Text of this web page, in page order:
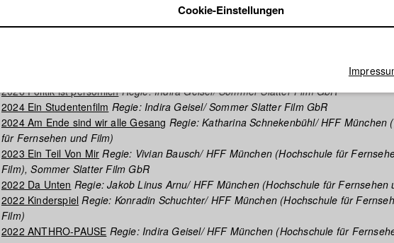
up with Thomas Slatter to launch the production company Sommer & Slatter Film.
2026 Politik ist persönlichRegie: Indira Geisel/ Sommer Slatter Film GbR
2024 Ein Studentenfilm Regie: Indira Geisel/ Sommer Slatter Film GbR
2024 Am Ende sind wir alle Gesang Regie: Katharina Schnekenbühl/ HFF München
für Fernsehen und Film)
2023 Ein Teil Von Mir Regie: Vivian Bausch/ HFF München (Hochschule für
Film), Sommer Slatter Film GbR
2022 Da Unten Regie: Jakob Linus Arnu/ HFF München (Hochschule für Fernsehen
2022 Kinderspiel Regie: Konradin Schuchter/ HFF München (Hochschule für
Film)
2022 ANTHRO-PAUSE Regie: Indira Geisel/ HFF München (Hochschule für
Cookie-Einstellungen